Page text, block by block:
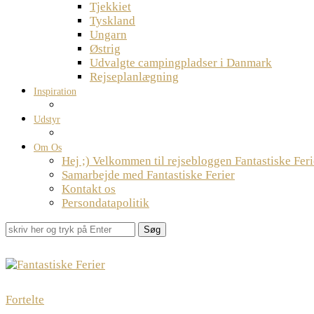
Tjekkiet
Tyskland
Ungarn
Østrig
Udvalgte campingpladser i Danmark
Rejseplanlægning
Inspiration
Udstyr
Om Os
Hej ;) Velkommen til rejsebloggen Fantastiske
Samarbejde med Fantastiske Ferier
Kontakt os
Persondatapolitik
Søg
Fortelte